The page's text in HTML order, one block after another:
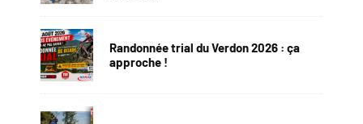
Randonnée trial du Verdon 2026 : ça
approche !